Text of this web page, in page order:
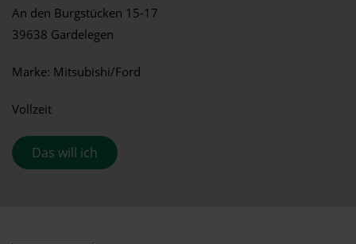
An den Burgstücken 15-17
39638 Gardelegen
Marke: Mitsubishi/Ford
Vollzeit
Das will ich